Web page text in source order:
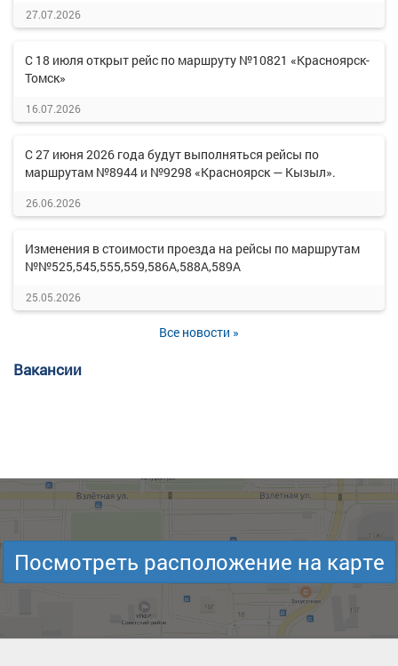
27.07.2026
С 18 июля открыт рейс по маршруту №10821 «Красноярск-
Томск»
16.07.2026
С 27 июня 2026 года будут выполняться рейсы по
маршрутам №8944 и №9298 «Красноярск — Кызыл».
26.06.2026
Изменения в стоимости проезда на рейсы по маршрутам
№№525,545,555,559,586А,588А,589А
25.05.2026
Все новости »
Вакансии
Посмотреть расположение на карте